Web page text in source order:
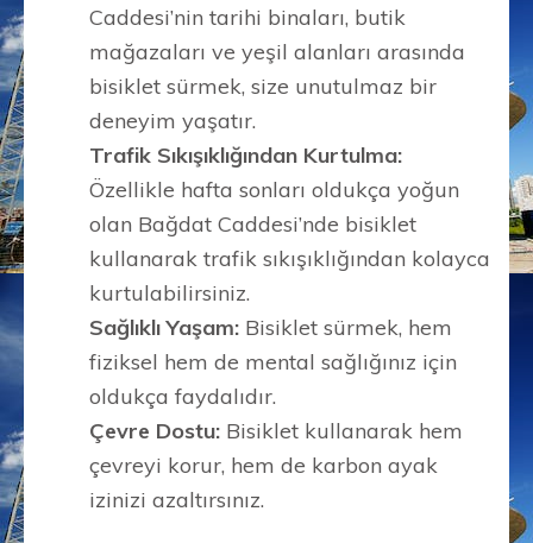
Caddesi’nin tarihi binaları, butik
mağazaları ve yeşil alanları arasında
bisiklet sürmek, size unutulmaz bir
deneyim yaşatır.
Trafik Sıkışıklığından Kurtulma:
Özellikle hafta sonları oldukça yoğun
olan Bağdat Caddesi’nde bisiklet
kullanarak trafik sıkışıklığından kolayca
kurtulabilirsiniz.
Sağlıklı Yaşam: Bisiklet sürmek, hem
fiziksel hem de mental sağlığınız için
oldukça faydalıdır.
Çevre Dostu: Bisiklet kullanarak hem
çevreyi korur, hem de karbon ayak
izinizi azaltırsınız.